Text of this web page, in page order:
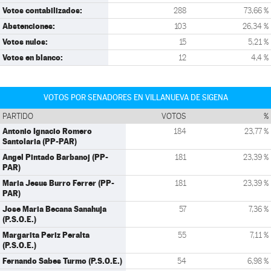
Votos contabilizados: 288 73,66 %
Abstenciones: 103 26,34 %
Votos nulos: 15 5,21 %
Votos en blanco: 12 4,4 %
VOTOS POR SENADORES EN VILLANUEVA DE SIGENA
PARTIDO VOTOS %
Antonio Ignacio Romero
Santolaria (PP-PAR)
184 23,77 %
Angel Pintado Barbanoj (PP-
PAR)
181 23,39 %
Maria Jesus Burro Ferrer (PP-
PAR)
181 23,39 %
Jose Maria Becana Sanahuja
(P.S.O.E.)
57 7,36 %
Margarita Periz Peralta
(P.S.O.E.)
55 7,11 %
Fernando Sabes Turmo (P.S.O.E.) 54 6,98 %